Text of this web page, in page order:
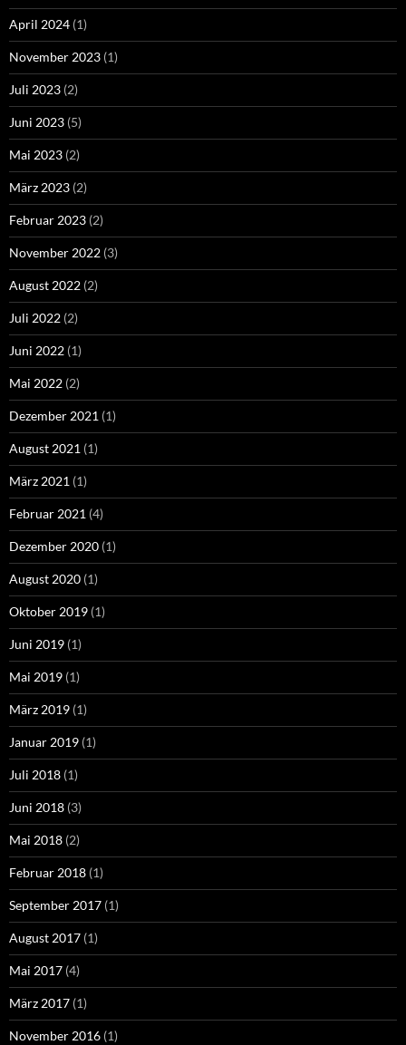
April 2024 (1)
November 2023 (1)
Juli 2023 (2)
Juni 2023 (5)
Mai 2023 (2)
März 2023 (2)
Februar 2023 (2)
November 2022 (3)
August 2022 (2)
Juli 2022 (2)
Juni 2022 (1)
Mai 2022 (2)
Dezember 2021 (1)
August 2021 (1)
März 2021 (1)
Februar 2021 (4)
Dezember 2020 (1)
August 2020 (1)
Oktober 2019 (1)
Juni 2019 (1)
Mai 2019 (1)
März 2019 (1)
Januar 2019 (1)
Juli 2018 (1)
Juni 2018 (3)
Mai 2018 (2)
Februar 2018 (1)
September 2017 (1)
August 2017 (1)
Mai 2017 (4)
März 2017 (1)
November 2016 (1)